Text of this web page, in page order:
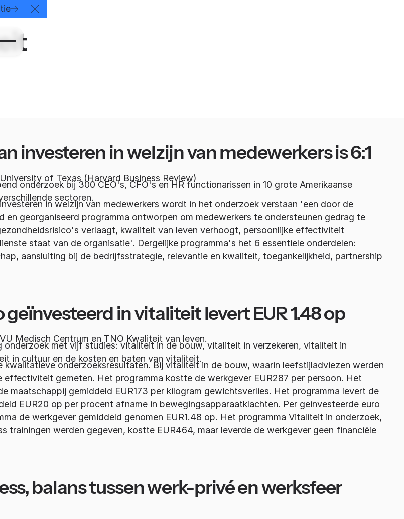
Close Announcement Banner
investeren in welzijn van medewerkers is 6:1
of Texas (Harvard Business Review)
onderzoek bij 300 CEO's, CFO's en HR functionarissen in 10 grote Amerikaanse
sectoren.
in welzijn van medewerkers wordt in het onderzoek verstaan 'een door de
en georganiseerd programma ontworpen om medewerkers te ondersteunen gedrag te
verlaagt, kwaliteit van leven verhoogt, persoonlijke effectiviteit
staat van de organisatie'. Dergelijke programma's het 6 essentiele onderdelen:
aansluiting bij de bedrijfsstrategie, relevantie en kwaliteit, toegankelijkheid, partnership
geïnvesteerd in vitaliteit levert EUR 1.48 op
Medisch Centrum en TNO Kwaliteit van leven.
onderzoek met vijf studies: vitaliteit in de bouw, vitaliteit in verzekeren, vitaliteit in
in cultuur en de kosten en baten van vitaliteit.
kwalitatieve onderzoeksresultaten. Bij vitaliteit in de bouw, waarin leefstijladviezen werden
effectiviteit gemeten. Het programma kostte de werkgever EUR287 per persoon. Het
maatschappij gemiddeld EUR173 per kilogram gewichtsverlies. Het programma levert de
EUR20 op per procent afname in bewegingsapparaatklachten. Per geinvesteerde euro
de werkgever gemiddeld genomen EUR1.48 op. Het programma Vitaliteit in onderzoek,
trainingen werden gegeven, kostte EUR464, maar leverde de werkgever geen financiële
balans tussen werk-privé en werksfeer